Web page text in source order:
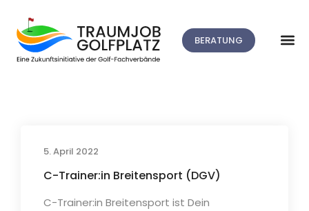
BERATUNG
5. April 2022
C-Trainer:in Breitensport (DGV)
C-Trainer:in Breitensport ist Dein